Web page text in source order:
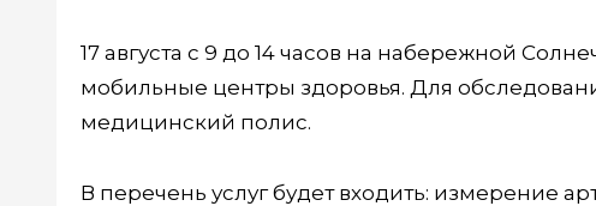
17 августа с 9 до 14 часов на набережной
мобильные центры здоровья. Для
медицинский полис.
В перечень услуг будет входить: измерение